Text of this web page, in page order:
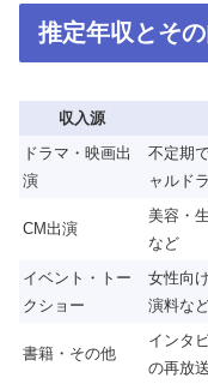
推定年収とその
収入源
ドラマ・映画出
演
不定期
ャルド
CM出演
美容・
など
イベント・トー
クショー
女性向
演料な
書籍・その他
インタ
の再放